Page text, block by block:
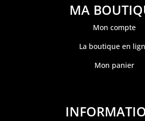
MA
Mon compte
La boutique en
Mon panier